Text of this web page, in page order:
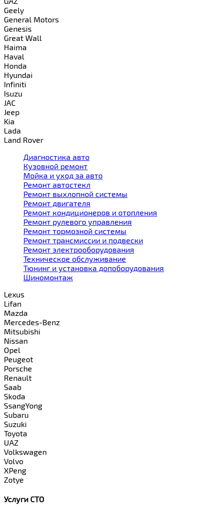
Geely
General Motors
Genesis
Great Wall
Haima
Haval
Honda
Hyundai
Infiniti
Isuzu
JAC
Jeep
Kia
Lada
Land Rover
Диагностика авто
Кузовной ремонт
Мойка и уход за авто
Ремонт автостекл
Ремонт выхлопной системы
Ремонт двигателя
Ремонт кондиционеров и отопления
Ремонт рулевого управления
Ремонт тормозной системы
Ремонт трансмиссии и подвески
Ремонт электрооборудования
Техническое обслуживание
Тюнинг и установка допоборудования
Шиномонтаж
Lexus
Lifan
Mazda
Mercedes-Benz
Mitsubishi
Nissan
Opel
Peugeot
Porsche
Renault
Saab
Skoda
SsangYong
Subaru
Suzuki
Toyota
UAZ
Volkswagen
Volvo
XPeng
Zotye
Услуги СТО